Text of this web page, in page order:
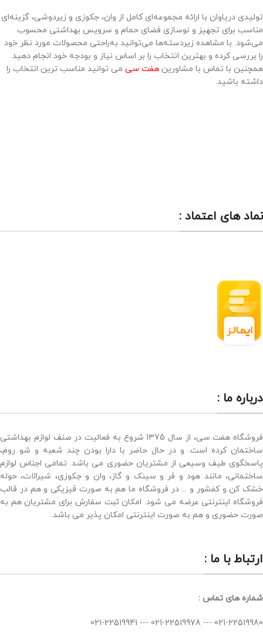
تولیدی دریاوان با ارائه مجموعه‌ای کامل از وان، جکوزی و زیردوشی، گزینه‌ای
مناسب برای تجهیز و نوسازی فضای حمام و سرویس بهداشتی محسوب
می‌شود. با مشاهده زیر‌دسته‌ها می‌توانید به‌راحتی محصولات مورد نظر خود
را بررسی کرده و بهترین انتخاب را بر اساس نیاز و بودجه خود انجام دهید.
همچنین با تماس با مشاورین هفت سی می توانید مناسب ترین انتخاب را
داشته باشید.
نماد های اعتماد :
درباره ما :
فروشگاه هفت سی، از سال 1375 شروع به فعالیت در صنف لوازم بهداشتی
ساختمان کرده است. و در حال حاضر با دارا بودن چند شعبه و شو روم،
پاسخگوی طیف وسیعی از مشتریان حضوری می باشد. تمامی اجناس لوازم
ساختمانی، مانند هود و فر و سینک و گاز، وان و جکوزی، شیرالات، حوله
خشک کن و کفشور و ... در فروشگاه ما هم به صورت فیزیکی و هم در قالب
فروشگاه اینترنتی عرضه می شود. امکان ثبت سفارش برای مشتریان هم به
صورت حضوری و هم به صورت اینترنتی امکان پذیر می باشد.
ارتباط با ما :
شماره های تماس :
021-22519980 --- 021-22519978 --- 021-22519941